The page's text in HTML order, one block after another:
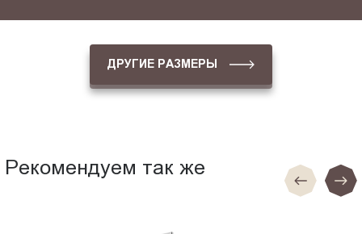
ДРУГИЕ РАЗМЕРЫ
Рекомендуем так же